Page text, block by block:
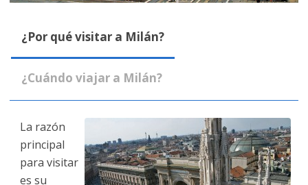
¿Por qué visitar a Milán?
¿Cuándo viajar a Milán?
La razón
principal
para visitar
es su